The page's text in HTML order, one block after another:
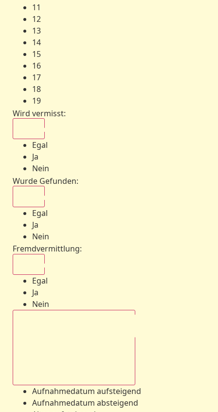
11
12
13
14
15
16
17
18
19
Wird vermisst:
Egal
Ja
Nein
Wurde Gefunden:
Egal
Ja
Nein
Fremdvermittlung:
Egal
Ja
Nein
Aufnahmedatum aufsteigend
Aufnahmedatum absteigend